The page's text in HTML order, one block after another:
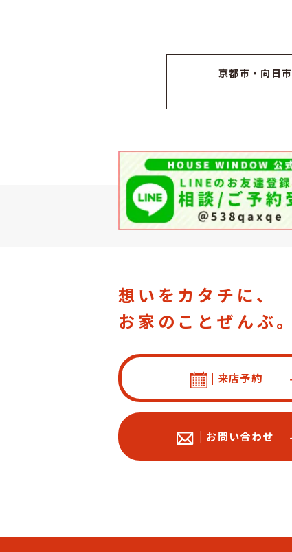
京都市 ・ 向日市
想いをカタチに、
お家のことぜんぶ。
| 来店予約
| お問い合わせ